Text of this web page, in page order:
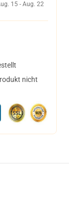
15 - Aug. 22
nicht